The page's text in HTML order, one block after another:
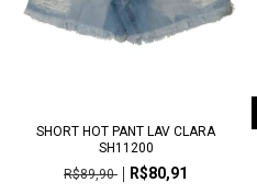
SHORT HOT PANT LAV CLARA
SH11200
R$89,90
R$80,91